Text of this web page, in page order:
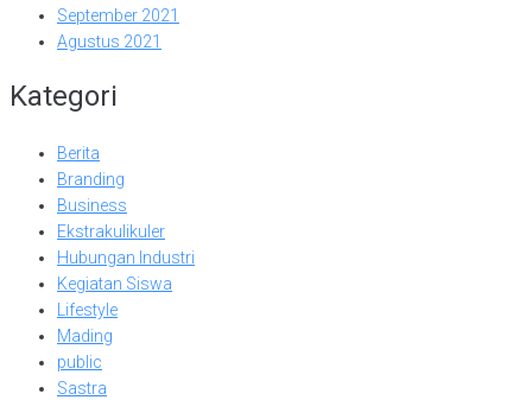
September 2021
Agustus 2021
Kategori
Berita
Branding
Business
Ekstrakulikuler
Hubungan Industri
Kegiatan Siswa
Lifestyle
Mading
public
Sastra